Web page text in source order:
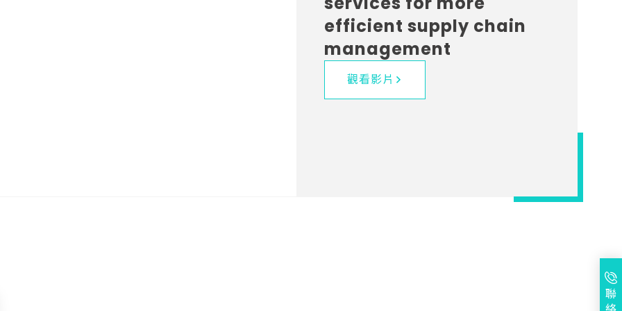
efficient supply chain
management
觀看影片
聯